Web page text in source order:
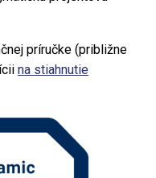
príručke (približne
na stiahnutie